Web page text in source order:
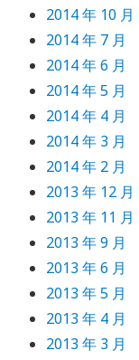
2014 年 10 月
2014 年 7 月
2014 年 6 月
2014 年 5 月
2014 年 4 月
2014 年 3 月
2014 年 2 月
2013 年 12 月
2013 年 11 月
2013 年 9 月
2013 年 6 月
2013 年 5 月
2013 年 4 月
2013 年 3 月